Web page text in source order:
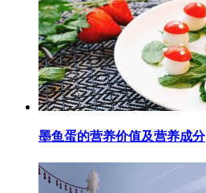
​墨鱼蛋的营养价值及营养成分